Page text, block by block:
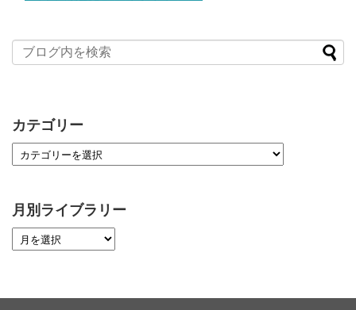
カテゴリー
月別ライブラリー